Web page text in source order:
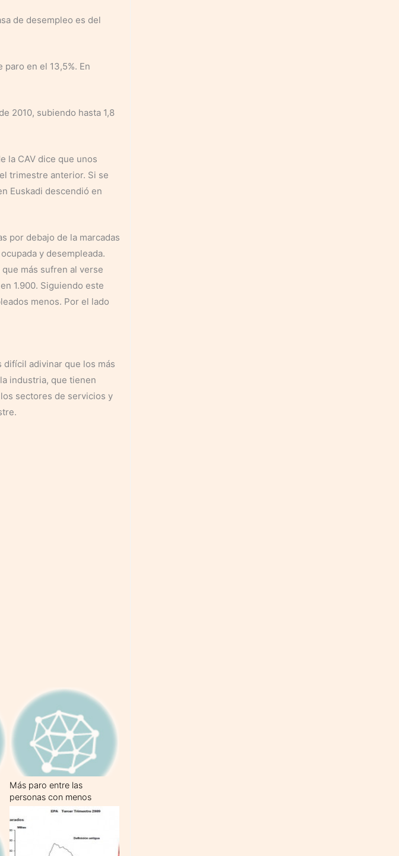
de desempleo es del
en el 13,5%. En
2010, subiendo hasta 1,8
la CAV dice que unos
trimestre anterior. Si se
Euskadi descendió en
por debajo de la marcadas
y desempleada.
más sufren al verse
1.900. Siguiendo este
menos. Por el lado
difícil adivinar que los más
industria, que tienen
sectores de servicios y
Más paro entre las
personas con menos
formación